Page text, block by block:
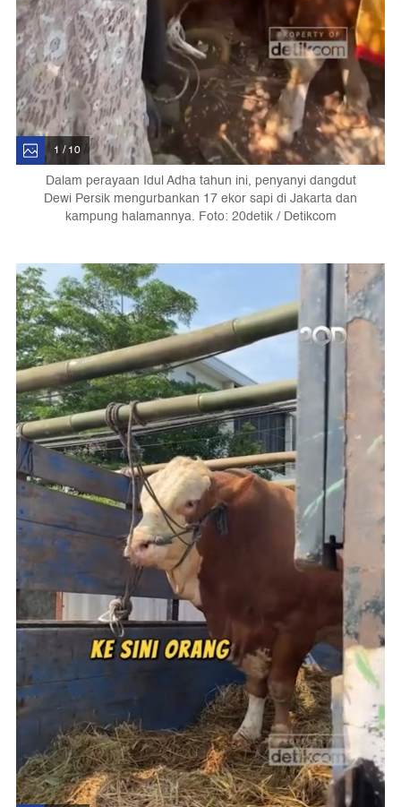
1 / 10
Dalam perayaan Idul Adha tahun ini, penyanyi dangdut
Dewi Persik mengurbankan 17 ekor sapi di Jakarta dan
kampung halamannya. Foto: 20detik / Detikcom